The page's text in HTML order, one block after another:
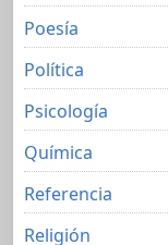
Poesía
Política
Psicología
Química
Referencia
Religión